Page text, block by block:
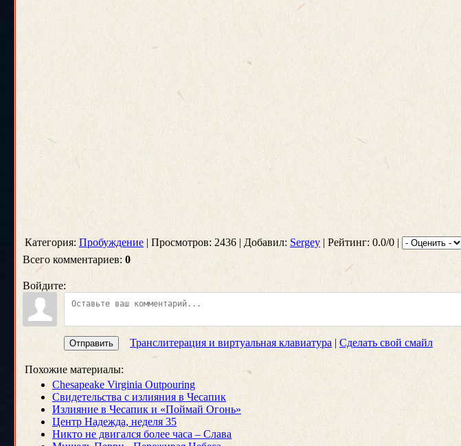
Категория: Пробуждение | Просмотров: 2436 | Добавил: Sergey | Рейтинг: 0.0/0 |
Всего комментариев: 0
Войдите:
Отправить Транслитерация и виртуальная клавиатура | Сделать свой смайл
Похожие материалы:
Chesapeake Virginia Outpouring
Свидетельства с излияния в Чесапик
Излияние в Чесапик и «Поймай Огонь»
Центр Надежда, неделя 35
Никто не двигался более часа – Слава